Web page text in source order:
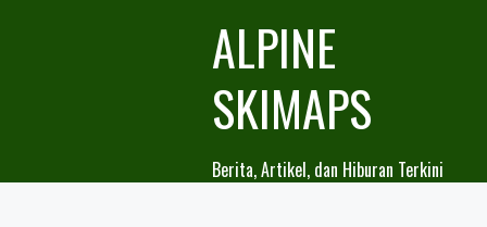
ALPINE
SKIMAPS
Berita, Artikel, dan Hiburan Terkini